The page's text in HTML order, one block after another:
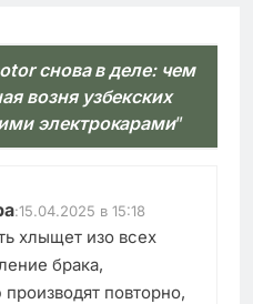
снова в деле: чем
возня узбекских
электрокарами”
:15.04.2025 в 15:18
хлыщет изо всех
брака,
повторно,